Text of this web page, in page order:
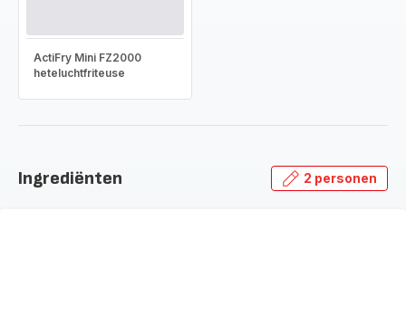
ActiFry Mini FZ2000
heteluchtfriteuse
Ingrediënten 2 personen